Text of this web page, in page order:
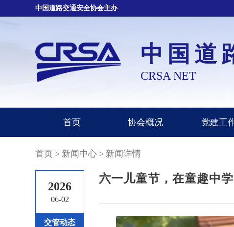
中国道路交通安全协会主办
中国道
CRSA NET
首页 协会概况 党建工
首页 > 新闻中心 > 新闻详情
2026
06-02
交管动态
六一儿童节，在童趣中